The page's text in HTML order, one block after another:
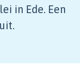
in Ede. Een